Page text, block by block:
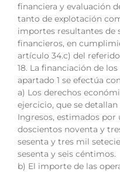
financiera y evaluación
tanto de explotación
importes resultantes de
financieros, en
artículo 34.c) del
18. La financiación de
apartado 1 se efectúa
a) Los derechos
ejercicio, que se
Ingresos, estimados
doscientos noventa y
sesenta y tres mil
sesenta y seis céntimos.
b) El importe de las